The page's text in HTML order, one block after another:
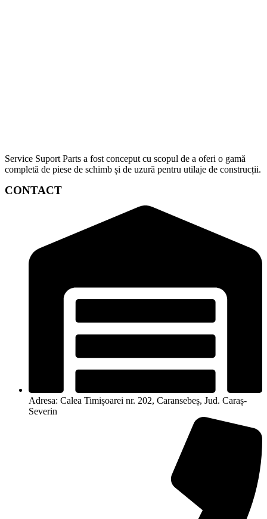
Service Suport Parts a fost conceput cu scopul de a oferi o gamă
completă de piese de schimb și de uzură pentru utilaje de construcții.
CONTACT
Adresa: Calea Timișoarei nr. 202, Caransebeș, Jud. Caraș-
Severin